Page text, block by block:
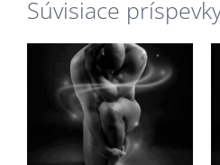
Súvisiace